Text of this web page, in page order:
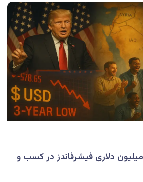
سرمایه گذاری ۲۰۰ میلیون دلاری فیشرفاندز در کسب و